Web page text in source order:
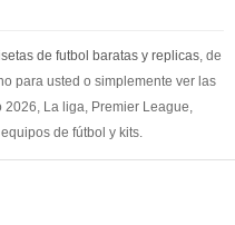
de futbol baratas y replicas , de
para usted o simplemente ver las
La liga, Premier League,
de fútbol y kits.
tienda deportiva más grande de
del club de fútbol, ​​kits
más bajos!